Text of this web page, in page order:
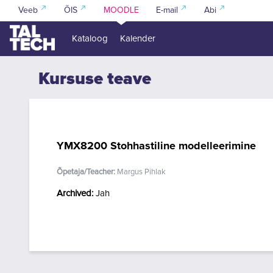
Jäta vahele peasisuni
Veeb ÕIS MOODLE E-mail Abi
Kataloog Kalender
Kursuse teave
YMX8200 Stohhastiline modelleerimine
Õpetaja/Teacher: Margus Pihlak
Archived : Jah